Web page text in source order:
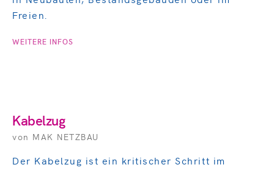
Freien.
WEITERE INFOS
Kabelzug
von MAK NETZBAU
Der Kabelzug ist ein kritischer Schritt im